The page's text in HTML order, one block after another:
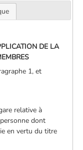
DE LA
1, et
relative à
dont
en vertu du titre